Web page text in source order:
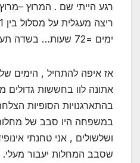
רגע הייתי שם . המרוץ
ימים =72 שעות… בשדה תעופה נטוש של אתונה..
אז איפה להתחיל , הימים
אתונה לוו בחששות
בהתארגנויות הסופיות
במשפחה היו סבב של
ושלשולים , אני טחנתי אינופיד
שסבב המחלות יעבור מעלי.